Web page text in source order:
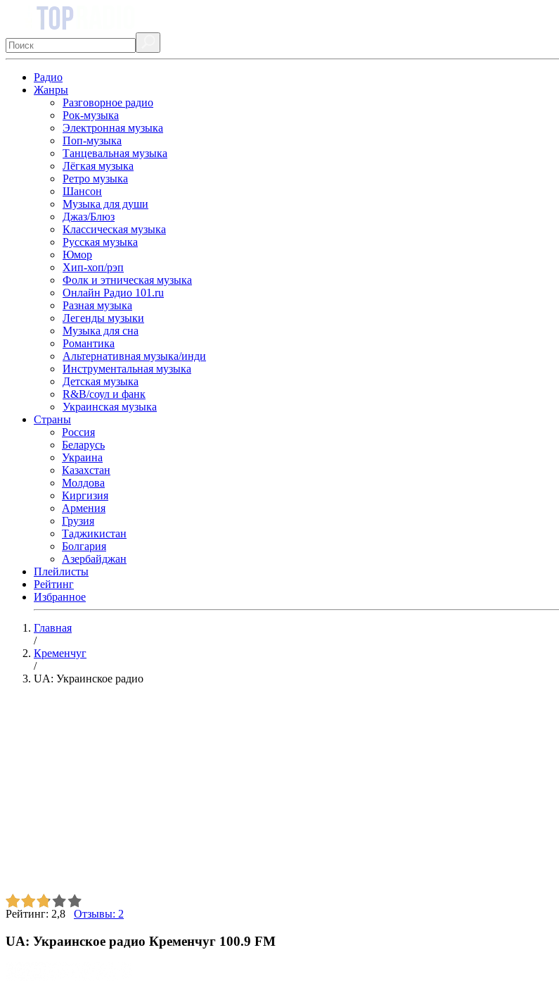
Радио
Жанры
Разговорное радио
Рок-музыка
Электронная музыка
Поп-музыка
Танцевальная музыка
Лёгкая музыка
Ретро музыка
Шансон
Музыка для души
Джаз/Блюз
Классическая музыка
Русская музыка
Юмор
Хип-хоп/рэп
Фолк и этническая музыка
Онлайн Радио 101.ru
Разная музыка
Легенды музыки
Музыка для сна
Романтика
Альтернативная музыка/инди
Инструментальная музыка
Детская музыка
R&B/cоул и фанк
Украинская музыка
Страны
Россия
Беларусь
Украина
Казахстан
Молдова
Киргизия
Армения
Грузия
Таджикистан
Болгария
Азербайджан
Плейлисты
Рейтинг
Избранное
Главная
/
Кременчуг
/
UA: Украинское радио
Рейтинг: 2,8 Отзывы: 2
UA: Украинское радио Кременчуг 100.9 FM